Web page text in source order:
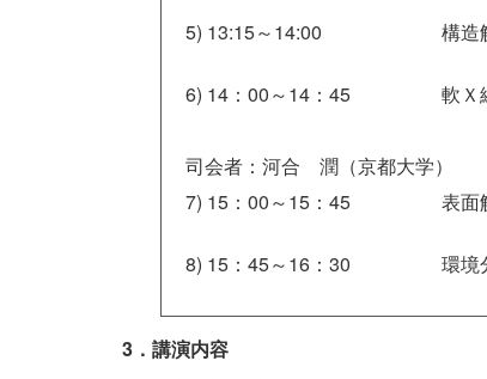
5) 13:15～14:00
構造
6) 14：00～14：45
軟Ｘ
司会者：河合 潤（京都大学）
7) 15：00～15：45
表面
8) 15：45～16：30
環境
3．講演内容